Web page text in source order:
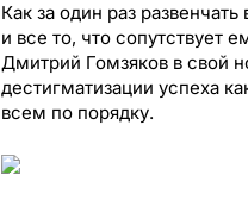
Как за один раз
и все то, что сопутствует
Дмитрий Гомзяков в свой
дестигматизации успеха
всем по порядку.